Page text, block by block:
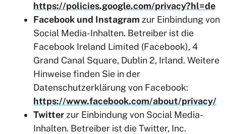
https://policies.google.com/privacy?hl=de
Facebook und Instagram zur Einbindung von
Social Media-Inhalten. Betreiber ist die
Facebook Ireland Limited (Facebook), 4
Grand Canal Square, Dublin 2, Irland. Weitere
Hinweise finden Sie in der
Datenschutzerklärung von Facebook:
https://www.facebook.com/about/privacy/
Twitter zur Einbindung von Social Media-
Inhalten. Betreiber ist die Twitter, Inc.